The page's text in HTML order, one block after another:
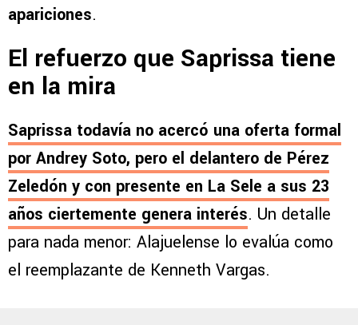
apariciones.
El refuerzo que Saprissa tiene
en la mira
Saprissa todavía no acercó una oferta formal
por Andrey Soto, pero el delantero de Pérez
Zeledón y con presente en La Sele a sus 23
años ciertemente genera interés. Un detalle
para nada menor: Alajuelense lo evalúa como
el reemplazante de Kenneth Vargas.